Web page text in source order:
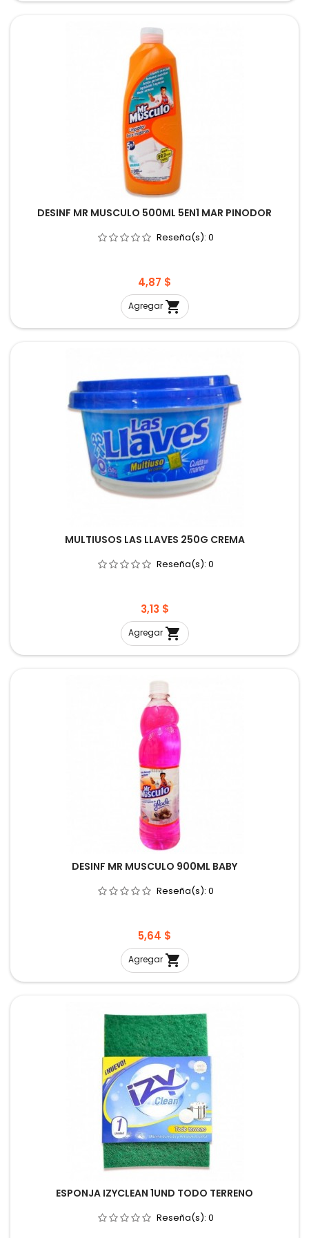
DESINF MR MUSCULO 500ML 5EN1 MAR PINODOR
Reseña(s): 0
Precio
4,87 $
Agregar 
MULTIUSOS LAS LLAVES 250G CREMA
Reseña(s): 0
Precio
3,13 $
Agregar 
DESINF MR MUSCULO 900ML BABY
Reseña(s): 0
Precio
5,64 $
Agregar 
ESPONJA IZYCLEAN 1UND TODO TERRENO
Reseña(s): 0